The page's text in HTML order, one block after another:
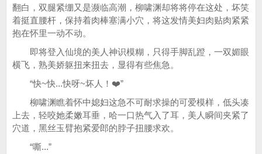
翻白，双腿紧绷又是濒临高潮，柳啸渊却将将停在这处，坏笑
着挺直腰杆，保持着肉棒塞满小穴，将这发情美妇肉贴肉紧紧
抱在怀里一动不动。
即将登入仙境的美人神识模糊，只得手脚乱蹬，一双媚眼
横飞，熟美娇躯扭来扭去，显得有些焦急。
“快~快...快呀~坏人！❤️”
柳啸渊瞧着怀中媳妇这急不可耐求操的可爱模样，低头凑
上去，轻咬她柔嫩耳垂，哈一口热气入了耳，美人瞬间夹紧了
穴道，黑丝玉臂抱紧爱郎的脖子扭腰求欢。
“嘶...”